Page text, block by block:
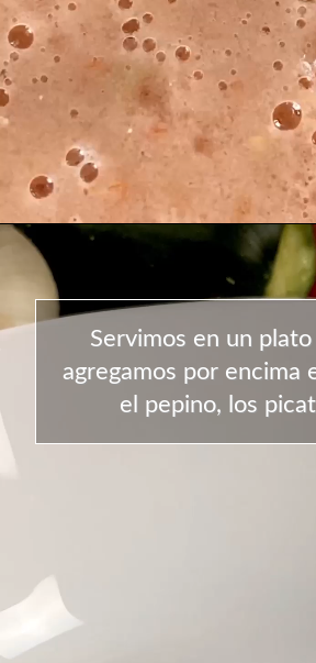
Servimos en un
agregamos por encima
el pepino, los